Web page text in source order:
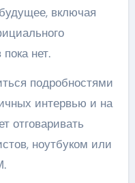
включая
нет.
подробностями
интервью и на
отговаривать
ноутбуком или